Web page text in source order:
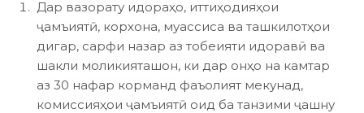
Дар вазорату идораҳо, иттиҳодияҳои
ҷамъиятӣ, корхона, муассиса ва ташкилотҳои
дигар, сарфи назар аз тобеияти идоравӣ ва
шакли моликияташон, ки дар онҳо на камтар
аз 30 нафар корманд фаъолият мекунад,
комиссияҳои ҷамъиятӣ оид ба танзими ҷашну